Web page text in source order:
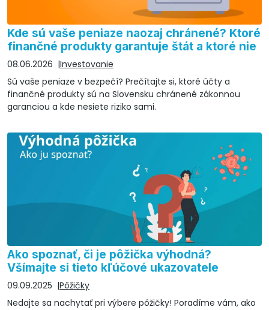
Kde sú vaše peniaze naozaj chránené? Ktoré
finančné produkty garantuje štát a ktoré nie
08.06.2026
Investovanie
Sú vaše peniaze v bezpečí? Prečítajte si, ktoré účty a
finančné produkty sú na Slovensku chránené zákonnou
garanciou a kde nesiete riziko sami.
Ako spoznať, či je pôžička výhodná?
Všímajte si tieto kľúčové ukazovatele
09.09.2025
Pôžičky
Nedajte sa nachytať pri výbere pôžičky! Poradíme vám, ako